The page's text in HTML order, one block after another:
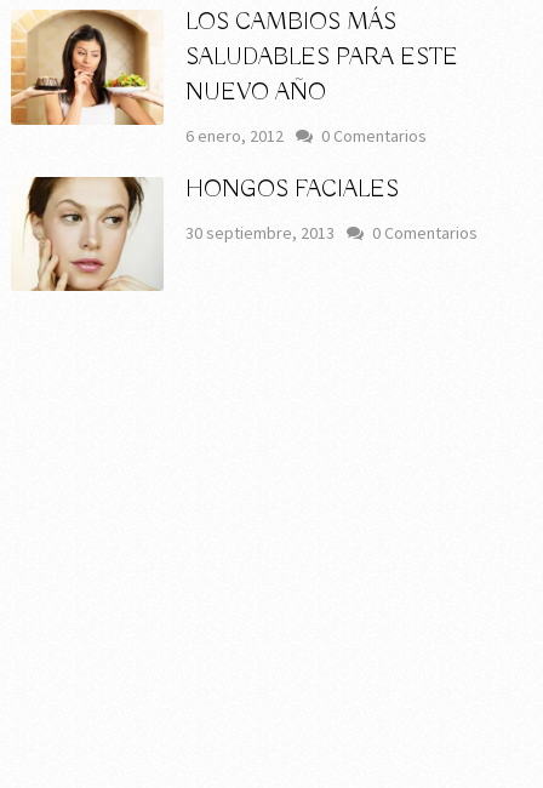
LOS CAMBIOS MÁS
SALUDABLES PARA ESTE
NUEVO AÑO
6 enero, 2012 0 Comentarios
HONGOS FACIALES
30 septiembre, 2013 0 Comentarios